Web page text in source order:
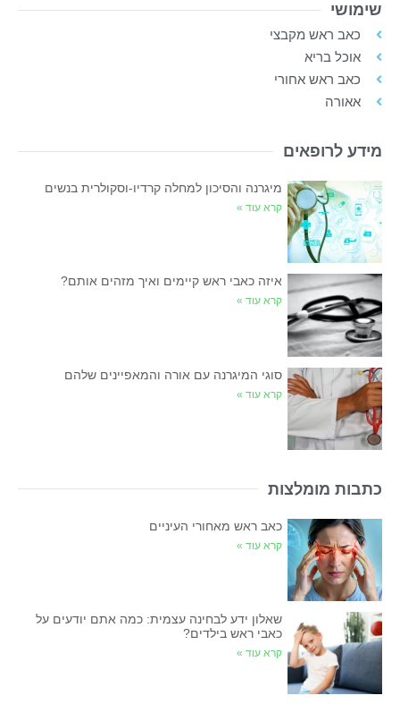
שימושי
כאב ראש מקבצי
אוכל בריא
כאב ראש אחורי
אאורה
מידע לרופאים
מיגרנה והסיכון למחלה קרדיו-וסקולרית בנשים
קרא עוד »
איזה כאבי ראש קיימים ואיך מזהים אותם?
קרא עוד »
סוגי המיגרנה עם אורה והמאפיינים שלהם
קרא עוד »
כתבות מומלצות
כאב ראש מאחורי העיניים
קרא עוד »
שאלון ידע לבחינה עצמית: כמה אתם יודעים על
כאבי ראש בילדים?
קרא עוד »